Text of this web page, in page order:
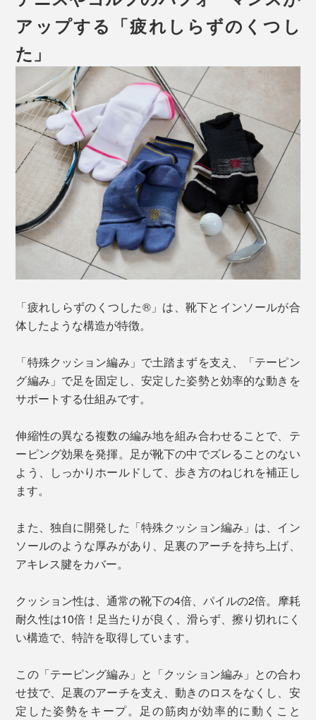
アップする「疲れしらずのくつし
た」
「疲れしらずのくつした®」は、靴下とインソールが合
体したような構造が特徴。
「特殊クッション編み」で土踏まずを支え、「テーピン
グ編み」で足を固定し、安定した姿勢と効率的な動きを
サポートする仕組みです。
伸縮性の異なる複数の編み地を組み合わせることで、テ
ーピング効果を発揮。足が靴下の中でズレることのない
よう、しっかりホールドして、歩き方のねじれを補正し
ます。
また、独自に開発した「特殊クッション編み」は、イン
ソールのような厚みがあり、足裏のアーチを持ち上げ、
アキレス腱をカバー。
クッション性は、通常の靴下の4倍、パイルの2倍。摩耗
耐久性は10倍！足当たりが良く、滑らず、擦り切れにく
い構造で、特許を取得しています。
この「テーピング編み」と「クッション編み」との合わ
せ技で、足裏のアーチを支え、動きのロスをなくし、安
定した姿勢をキープ。足の筋肉が効率的に動くこと